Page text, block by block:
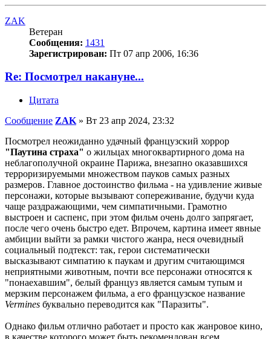
ZAK
Ветеран
Сообщения: 1431
Зарегистрирован: Пт 07 апр 2006, 16:36
Re: Посмотрел накануне...
Цитата
Сообщение ZAK » Вт 23 апр 2024, 23:32
Посмотрел неожиданно удачный французский хоррор
"Паутина страха" о жильцах многоквартирного дома на
неблагополучной окраине Парижа, внезапно оказавшихся
терроризируемыми множеством пауков самых разных
размеров. Главное достоинство фильма - на удивление живые
персонажи, которые вызывают сопереживание, будучи куда
чаще раздражающими, чем симпатичными. Грамотно
выстроен и саспенс, при этом фильм очень долго запрягает,
после чего очень быстро едет. Впрочем, картина имеет явные
амбиции выйти за рамки чистого жанра, неся очевидный
социальный подтекст: так, герои систематически
высказывают симпатию к паукам и другим считающимся
неприятными животным, почти все персонажи относятся к
"понаехавшим", белый француз является самым тупым и
мерзким персонажем фильма, а его французское название
Vermines буквально переводится как "Паразиты".
Однако фильм отлично работает и просто как жанровое кино,
в качестве которого может быть рекомендован всем